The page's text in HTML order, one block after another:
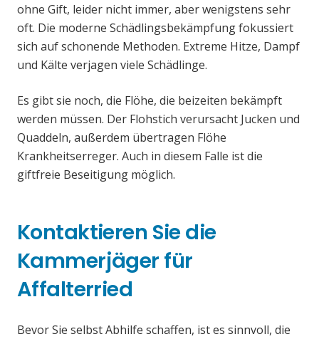
ohne Gift, leider nicht immer, aber wenigstens sehr
oft. Die moderne Schädlingsbekämpfung fokussiert
sich auf schonende Methoden. Extreme Hitze, Dampf
und Kälte verjagen viele Schädlinge.
Es gibt sie noch, die Flöhe, die beizeiten bekämpft
werden müssen. Der Flohstich verursacht Jucken und
Quaddeln, außerdem übertragen Flöhe
Krankheitserreger. Auch in diesem Falle ist die
giftfreie Beseitigung möglich.
Kontaktieren Sie die
Kammerjäger für
Affalterried
Bevor Sie selbst Abhilfe schaffen, ist es sinnvoll, die